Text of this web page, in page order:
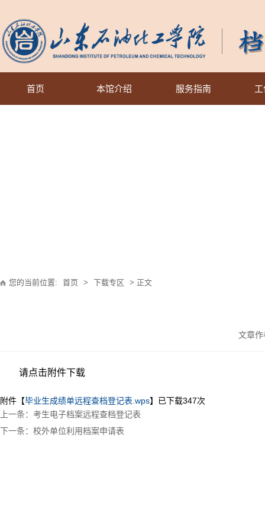
首页 本馆介绍 服务指南
您的当前位置: 首页 > 下载专区 > 正文
文章
请点击附件下载
附件【毕业生成绩单远程查档登记表.wps】已下载347次
上一条：考生电子档案远程查档登记表
下一条：校外单位利用档案申请表